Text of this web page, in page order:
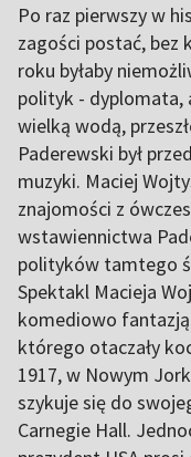
Po raz pierwszy w
zagości postać, bez
roku byłaby
polityk - dyplomata,
wielką wodą,
Paderewski był
muzyki. Maciej
znajomości z
wstawiennictwa
polityków tamtego
Spektakl Macieja
komediowo
którego otaczały
1917, w Nowym
szykuje się do
Carnegie Hall.